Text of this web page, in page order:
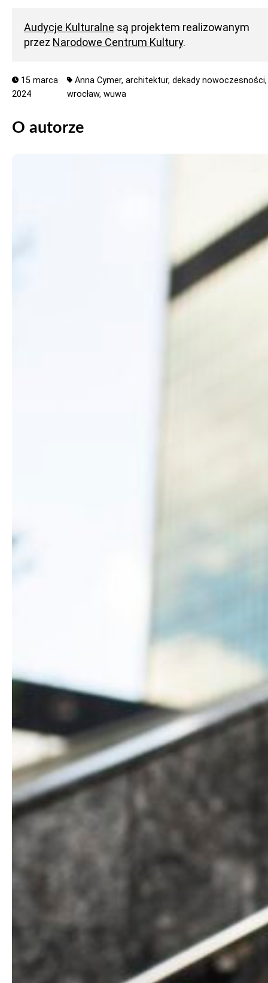
Audycje Kulturalne są projektem realizowanym
przez Narodowe Centrum Kultury.
15 marca
2024
Anna Cymer,architektur,dekady nowoczesności,
wrocław, wuwa
O autorze